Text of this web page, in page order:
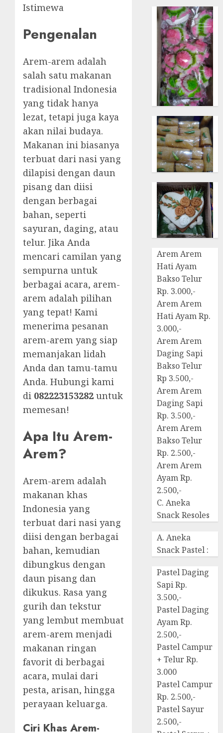
Istimewa
Pengenalan
Arem-arem adalah
salah satu makanan
tradisional Indonesia
yang tidak hanya
lezat, tetapi juga kaya
akan nilai budaya.
Makanan ini biasanya
terbuat dari nasi yang
dilapisi dengan daun
pisang dan diisi
dengan berbagai
bahan, seperti
sayuran, daging, atau
telur. Jika Anda
mencari camilan yang
sempurna untuk
berbagai acara, arem-
arem adalah pilihan
yang tepat! Kami
menerima pesanan
arem-arem yang siap
memanjakan lidah
Anda dan tamu-tamu
Anda. Hubungi kami
di 082223153282 untuk
memesan!
Apa Itu Arem-
Arem?
Arem-arem adalah
makanan khas
Indonesia yang
terbuat dari nasi yang
diisi dengan berbagai
bahan, kemudian
dibungkus dengan
daun pisang dan
dikukus. Rasa yang
gurih dan tekstur
yang lembut membuat
arem-arem menjadi
makanan ringan
favorit di berbagai
acara, mulai dari
pesta, arisan, hingga
perayaan keluarga.
Ciri Khas Arem-
Arem Arem
Hati Ayam
Bakso Telur
Rp. 3.000,-
Arem Arem
Hati Ayam Rp.
3.000,-
Arem Arem
Daging Sapi
Bakso Telur
Rp 3.500,-
Arem Arem
Daging Sapi
Rp. 3.500,-
Arem Arem
Bakso Telur
Rp. 2.500,-
Arem Arem
Ayam Rp.
2.500,-
C. Aneka
Snack Resoles
A. Aneka
Snack Pastel :
Pastel Daging
Sapi Rp.
3.500,-
Pastel Daging
Ayam Rp.
2.500,-
Pastel Campur
+ Telur Rp.
3.000
Pastel Campur
Rp. 2.500,-
Pastel Sayur
2.500,-